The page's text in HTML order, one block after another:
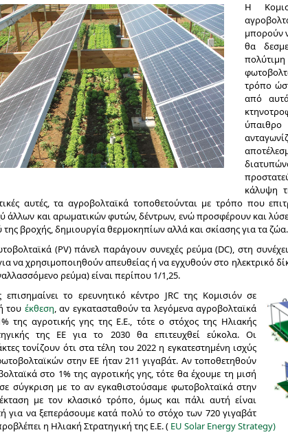
Η
μπορούν
θα
τρόπο
από
κάλυψη
αυτές, τα αγροβολταϊκά τοποθετούνται με τρόπο που
άλλων και αρωματικών φυτών, δέντρων, ενώ προσφέρουν και
της βροχής, δημιουργία θερμοκηπίων αλλά και σκίασης για τα ζώα.
(PV) πάνελ παράγουν συνεχές ρεύμα (DC), στη
να χρησιμοποιηθούν απευθείας ή να εγχυθούν στο ηλεκτρικό
ρεύμα) είναι περίπου 1/1,25.
το ερευνητικό κέντρο JRC της Κομισιόν σε
του έκθεση, αν εγκατασταθούν τα λεγόμενα αγροβολταϊκά
της αγροτικής γης της Ε.Ε., τότε ο στόχος της Ηλιακής
της ΕΕ για το 2030 θα επιτευχθεί εύκολα. Οι
τονίζουν ότι στα τέλη του 2022 η εγκατεστημένη ισχύς
στην ΕΕ ήταν 211 γιγαβάτ. Αν τοποθετηθούν
στο 1% της αγροτικής γης, τότε θα έχουμε τη μισή
σύγκριση με το αν εγκαθιστούσαμε φωτοβολταϊκά στην
με τον κλασικό τρόπο, όμως και πάλι αυτή είναι
για να ξεπεράσουμε κατά πολύ το στόχο των 720 γιγαβάτ
η Ηλιακή Στρατηγική της Ε.Ε. ( EU Solar Energy Strategy)